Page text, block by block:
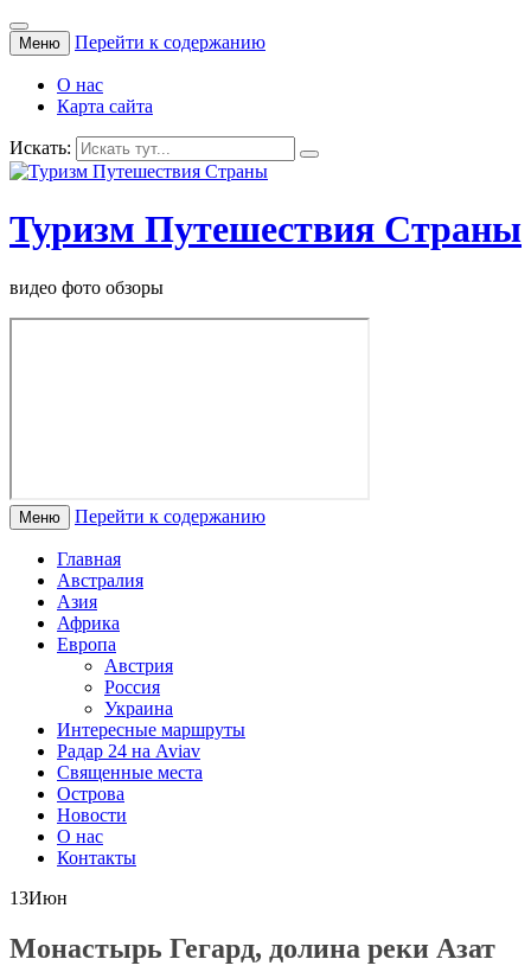
Меню Перейти к содержанию
О нас
Карта сайта
Искать:
Туризм Путешествия Страны
видео фото обзоры
Меню Перейти к содержанию
Главная
Австралия
Азия
Африка
Европа
Австрия
Россия
Украина
Интересные маршруты
Радар 24 на Aviav
Священные места
Острова
Новости
О нас
Контакты
13Июн
Монастырь Гегард, долина реки Азат